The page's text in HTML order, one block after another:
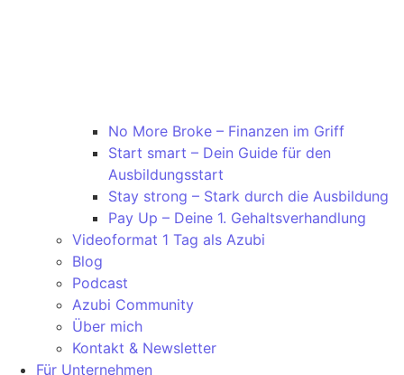
No More Broke – Finanzen im Griff
Start smart – Dein Guide für den
Ausbildungsstart
Stay strong – Stark durch die Ausbildung
Pay Up – Deine 1. Gehaltsverhandlung
Videoformat 1 Tag als Azubi
Blog
Podcast
Azubi Community
Über mich
Kontakt & Newsletter
Für Unternehmen